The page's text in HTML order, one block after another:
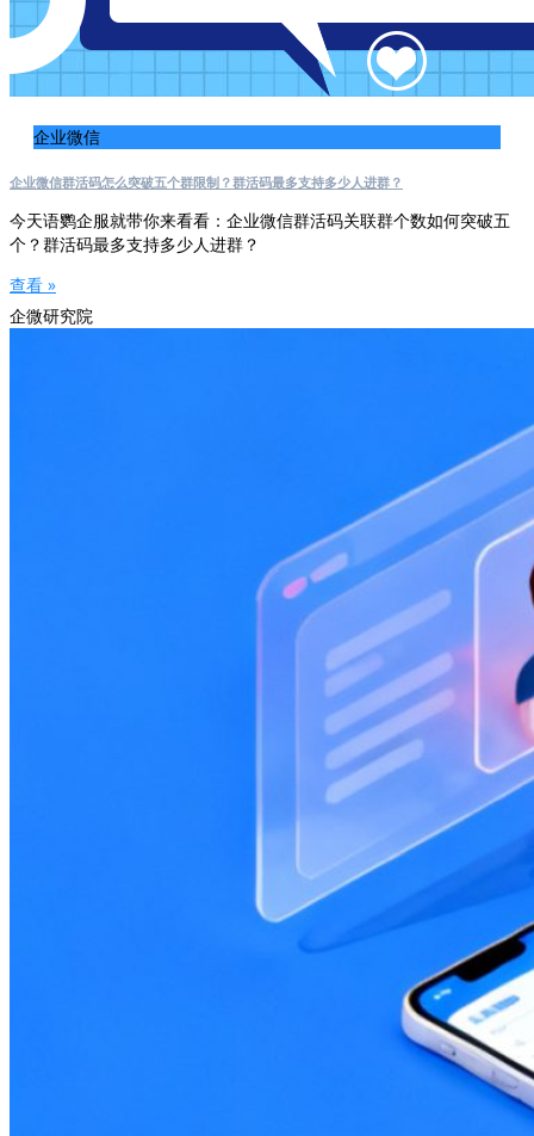
企业微信
企业微信群活码怎么突破五个群限制？群活码最多支持多少人进群？
今天语鹦企服就带你来看看：企业微信群活码关联群个数如何突破五
个？群活码最多支持多少人进群？
查看 »
企微研究院